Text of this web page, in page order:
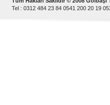
Tel : 0312 484 23 84 0541 200 20 19